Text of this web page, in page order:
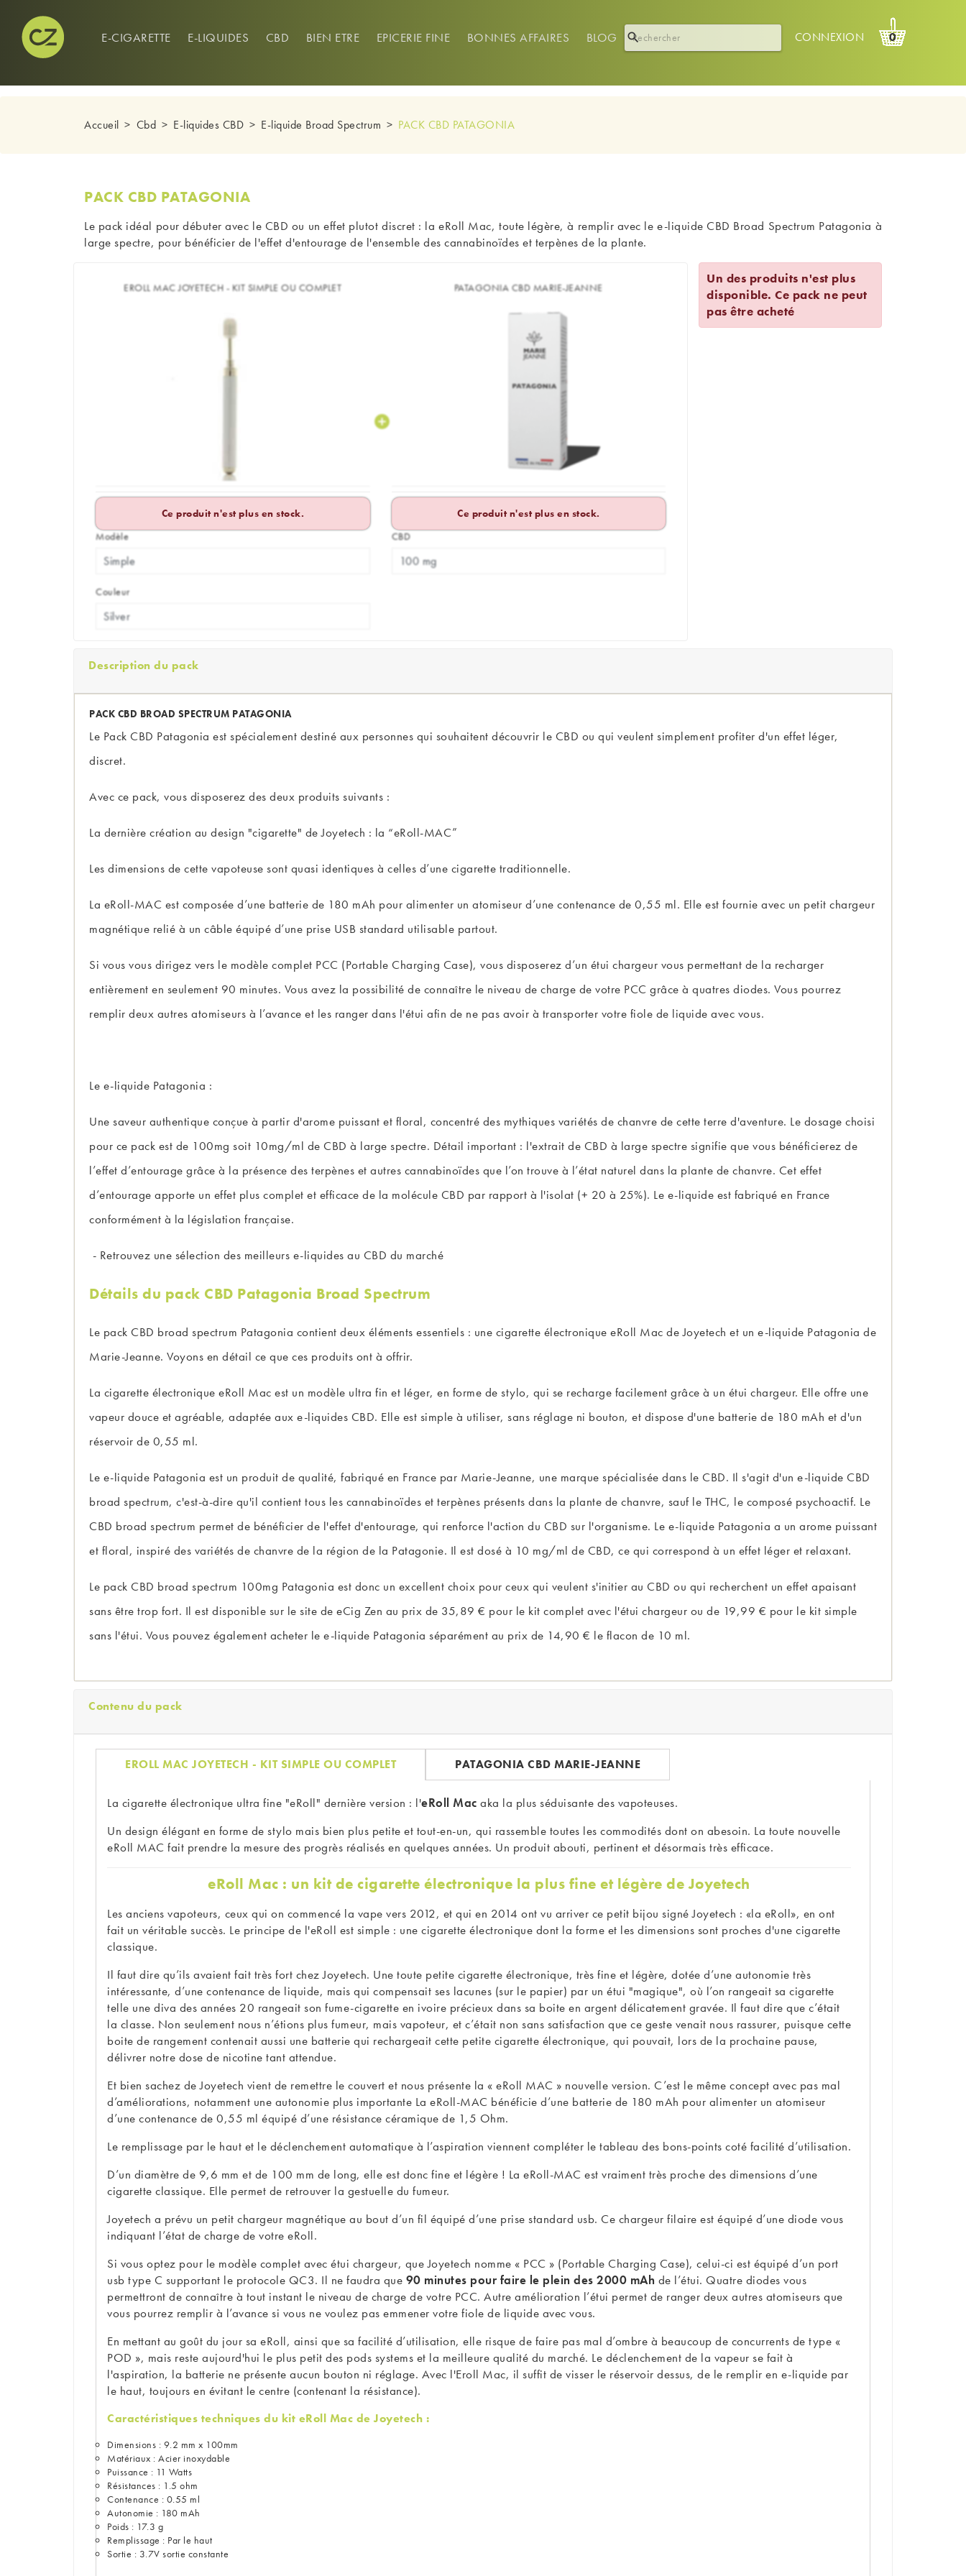
E-CIGARETTE E-LIQUIDES CBD BIEN ETRE EPICERIE FINE BONNES AFFAIRES BLOG  CONNEXION 0
Accueil Cbd E-liquides CBD E-liquide Broad Spectrum PACK CBD PATAGONIA
PACK CBD PATAGONIA
Le pack idéal pour débuter avec le CBD ou un effet plutot discret : la eRoll Mac, toute légère, à remplir avec lee-liquide CBD Broad Spectrum Patagonia à
large spectre, pour bénéficier de l'effet d'entourage de l'ensemble des cannabinoïdes et terpènes de la plante.
EROLL MAC JOYETECH - KIT SIMPLE OU COMPLET
Ce produit n'est plus en stock.
Modèle
Couleur
PATAGONIA CBD MARIE-JEANNE
Ce produit n'est plus en stock.
CBD
Un des produits n'est plus
disponible. Ce pack ne peut
pas être acheté
Description du pack
PACK CBD BROAD SPECTRUM PATAGONIA
Le Pack CBD Patagonia est spécialement destiné aux personnes qui souhaitent découvrir le CBD ou qui veulent simplement profiter d'un effet léger,
discret.
Avec ce pack, vous disposerez des deux produits suivants :
La dernière création au design "cigarette" de Joyetech : la “eRoll-MAC”
Les dimensions de cette vapoteuse sont quasi identiques à celles d’une cigarette traditionnelle.
La eRoll-MAC est composée d’une batterie de 180 mAh pour alimenter un atomiseur d’une contenance de 0,55 ml. Elle est fournie avec un petit chargeur
magnétique relié à un câble équipé d’une prise USB standard utilisable partout.
Si vous vous dirigez vers le modèle complet PCC (Portable Charging Case), vous disposerez d’un étui chargeur vous permettant de la recharger
entièrement en seulement 90 minutes. Vous avez la possibilité de connaître le niveau de charge de votre PCC grâce à quatres diodes. Vous pourrez
remplir deux autres atomiseurs à l’avance et les ranger dans l'étui afin de ne pas avoir à transporter votre fiole de liquide avec vous.
Le e-liquide Patagonia :
Une saveur authentique conçue à partir d'arome puissant et floral, concentré des mythiques variétés de chanvre de cette terre d'aventure. Le dosage choisi
pour ce pack est de 100mg soit 10mg/ml de CBD à large spectre. Détail important : l'extrait de CBD à large spectre signifie que vous bénéficierez de
l’effet d’entourage grâce à la présence des terpènes et autres cannabinoïdes que l’on trouve à l’état naturel dans la plante de chanvre. Cet effet
d’entourage apporte un effet plus complet et efficace de la molécule CBD par rapport à l'isolat (+ 20 à 25%). Le e-liquide est fabriqué en France
conformément à la législation française.
- Retrouvez une sélection des meilleurs e-liquides au CBD du marché
Détails du pack CBD Patagonia Broad Spectrum
Le pack CBD broad spectrum Patagonia contient deux éléments essentiels : une cigarette électronique eRoll Mac de Joyetech et un e-liquide Patagonia de
Marie-Jeanne. Voyons en détail ce que ces produits ont à offrir.
La cigarette électronique eRoll Mac est un modèle ultra fin et léger, en forme de stylo, qui se recharge facilement grâce à un étui chargeur. Elle offre une
vapeur douce et agréable, adaptée aux e-liquides CBD. Elle est simple à utiliser, sans réglage ni bouton, et dispose d'une batterie de 180 mAh et d'un
réservoir de 0,55 ml.
Le e-liquide Patagonia est un produit de qualité, fabriqué en France par Marie-Jeanne, une marque spécialisée dans le CBD. Il s'agit d'un e-liquide CBD
broad spectrum, c'est-à-dire qu'il contient tous les cannabinoïdes et terpènes présents dans la plante de chanvre, sauf le THC, le composé psychoactif. Le
CBD broad spectrum permet de bénéficier de l'effet d'entourage, qui renforce l'action du CBD sur l'organisme. Le e-liquide Patagonia a un arome puissant
et floral, inspiré des variétés de chanvre de la région de la Patagonie. Il est dosé à 10 mg/ml de CBD, ce qui correspond à un effet léger et relaxant.
Le pack CBD broad spectrum 100mg Patagonia est donc un excellent choix pour ceux qui veulent s'initier au CBD ou qui recherchent un effet apaisant
sans être trop fort. Il est disponible sur le site de eCig Zen au prix de 35,89 € pour le kit complet avec l'étui chargeur ou de 19,99 € pour le kit simple
sans l'étui. Vous pouvez également acheter le e-liquide Patagonia séparément au prix de 14,90 € le flacon de 10 ml.
Contenu du pack
EROLL MAC JOYETECH - KIT SIMPLE OU COMPLET PATAGONIA CBD MARIE-JEANNE
La cigarette électronique ultra fine "eRoll" dernière version : l'eRoll Mac aka la plus séduisante des vapoteuses.
Un design élégant en forme de stylo mais bien plus petite et tout-en-un, qui rassemble toutes les commodités dont on abesoin. La toute nouvelle
eRoll MAC fait prendre la mesure des progrès réalisés en quelques années. Un produit abouti, pertinent et désormais très efficace.
eRoll Mac : un kit de cigarette électronique la plus fine et légère de Joyetech
Les anciens vapoteurs, ceux qui on commencé la vape vers 2012, et qui en 2014 ont vu arriver ce petit bijou signé Joyetech : «la eRoll», en ont
fait un véritable succès. Le principe de l'eRoll est simple : une cigarette électronique dont la forme et les dimensions sont proches d'une cigarette
classique.
Il faut dire qu’ils avaient fait très fort chez Joyetech. Une toute petite cigarette électronique, très fine et légère, dotée d’une autonomie très
intéressante, d’une contenance de liquide, mais qui compensait ses lacunes (sur le papier) par un étui "magique", où l’on rangeait sa cigarette
telle une diva des années 20 rangeait son fume-cigarette en ivoire précieux dans sa boite en argent délicatement gravée. Il faut dire que c’était
la classe. Non seulement nous n’étions plus fumeur, mais vapoteur, et c’était non sans satisfaction que ce geste venait nous rassurer, puisque cette
boite de rangement contenait aussi une batterie qui rechargeait cette petite cigarette électronique, qui pouvait, lors de la prochaine pause,
délivrer notre dose de nicotine tant attendue.
Et bien sachez de Joyetech vient de remettre le couvert et nous présente la « eRoll MAC » nouvelle version. C’est le même concept avec pas mal
d’améliorations, notamment une autonomie plus importante La eRoll-MAC bénéficie d’une batterie de 180 mAh pour alimenter un atomiseur
d’une contenance de 0,55 ml équipé d’une résistance céramique de 1,5 Ohm.
Le remplissage par le haut et le déclenchement automatique à l’aspiration viennent compléter le tableau des bons-points coté facilité d’utilisation.
D’un diamètre de 9,6 mm et de 100 mm de long, elle est donc fine et légère ! La eRoll-MAC est vraiment très proche des dimensions d’une
cigarette classique. Elle permet de retrouver la gestuelle du fumeur.
Joyetech a prévu un petit chargeur magnétique au bout d’un fil équipé d’une prise standard usb. Ce chargeur filaire est équipé d’une diode vous
indiquant l’état de charge de votre eRoll.
Si vous optez pour le modèle complet avec étui chargeur, que Joyetech nomme « PCC » (Portable Charging Case), celui-ci est équipé d’un port
usb type C supportant le protocole QC3. Il ne faudra que 90 minutes pour faire le plein des 2000 mAh de l’étui. Quatre diodes vous
permettront de connaître à tout instant le niveau de charge de votre PCC. Autre amélioration l’étui permet de ranger deux autres atomiseurs que
vous pourrez remplir à l’avance si vous ne voulez pas emmener votre fiole de liquide avec vous.
En mettant au goût du jour sa eRoll, ainsi que sa facilité d’utilisation, elle risque de faire pas mal d’ombre à beaucoup de concurrents de type «
POD », mais reste aujourd'hui le plus petit des pods systems et la meilleure qualité du marché. Le déclenchement de la vapeur se fait à
l'aspiration, la batterie ne présente aucun bouton ni réglage. Avec l'Eroll Mac, il suffit de visser le réservoir dessus, de le remplir en e-liquide par
le haut, toujours en évitant le centre (contenant la résistance).
Caractéristiques techniques du kit eRoll Mac de Joyetech :
Dimensions : 9.2 mm x 100mm
Matériaux : Acier inoxydable
Puissance : 11 Watts
Résistances : 1.5 ohm
Contenance : 0.55 ml
Autonomie : 180 mAh
Poids : 17.3 g
Remplissage : Par le haut
Sortie : 3.7V sortie constante